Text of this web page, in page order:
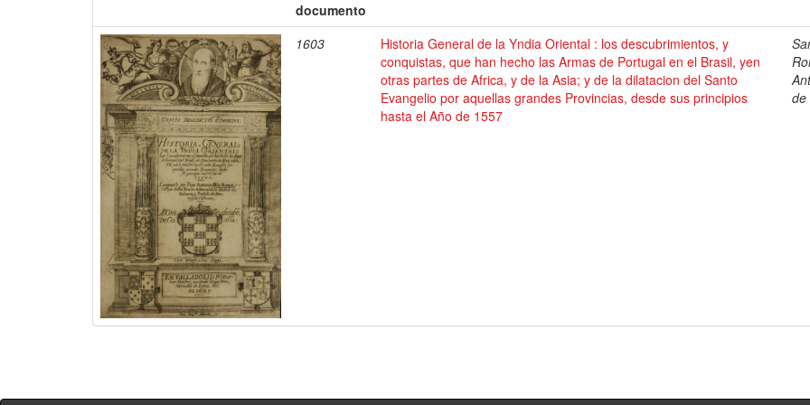
documento
1603
Historia General de la Yndia Oriental : los descubrimientos, y
conquistas, que han hecho las Armas de Portugal en el Brasil, yen
otras partes de Africa, y de la Asia; y de la dilatacion del Santo
Evangelio por aquellas grandes Provincias, desde sus principios
hasta el Año de 1557
de